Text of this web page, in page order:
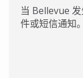
当 Bellevue
件或短信通知。